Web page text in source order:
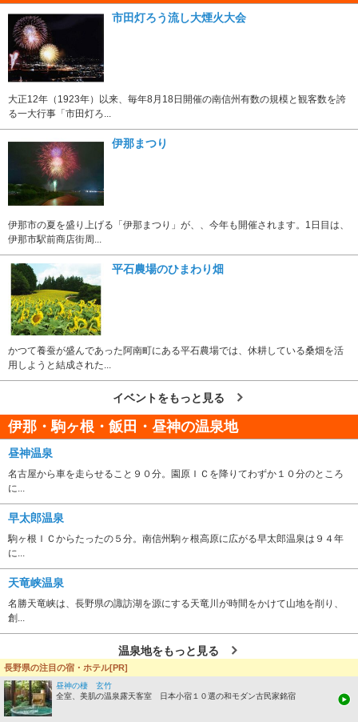
市田灯ろう流し大煙火大会
大正12年（1923年）以来、毎年8月18日開催の南信州有数の規模と観客数を誇
る一大行事「市田灯ろ...
伊那まつり
伊那市の夏を盛り上げる「伊那まつり」が、、今年も開催されます。1日目は、
伊那市駅前商店街周...
平石農場のひまわり畑
かつて養蚕が盛んであった阿南町にある平石農場では、休耕している桑畑を活
用しようと結成された...
イベントをもっと見る
伊那・駒ヶ根・飯田・昼神の温泉地
昼神温泉
名古屋から車を走らせること９０分。園原ＩＣを降りてわずか１０分のところ
に...
早太郎温泉
駒ヶ根ＩＣからたったの５分。南信州駒ヶ根高原に広がる早太郎温泉は９４年
に...
天竜峡温泉
名勝天竜峡は、長野県の諏訪湖を源にする天竜川が時間をかけて山地を削り、
創...
温泉地をもっと見る
伊那・駒ヶ根・...のおすすめの旅行記
長野県の注目の宿・ホテル[PR]
昼神の棲 玄竹
全室、美肌の温泉露天客室 日本小宿１０選の和モダン古民家銘宿